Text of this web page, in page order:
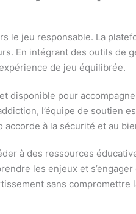
le jeu responsable. La
En intégrant des outils de
de jeu équilibrée.
disponible pour
l’équipe de soutien
à la sécurité et au
à des ressources
les enjeux et
sans